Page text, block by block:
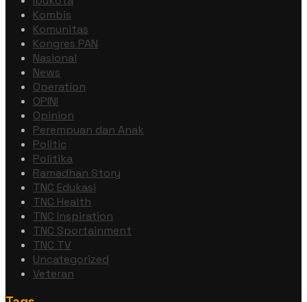
Kombis
Komunitas
Kongres PAN
Nasional
News
Operation
OPINI
Opinion
Perempuan dan Anak
Politic
Politika
Ramadhan Story
TNC Edukasi
TNC Health
TNC Inspiration
TNC Sportainment
TNC TV
Uncategorized
Veteran